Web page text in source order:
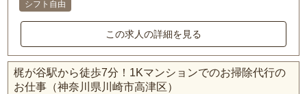
シフト自由
この求人の詳細を見る
梶が谷駅から徒歩7分！1Kマンションでのお掃除代行の
お仕事（神奈川県川崎市高津区）